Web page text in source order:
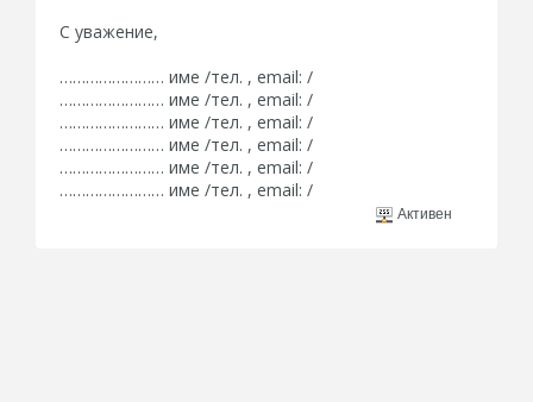
С уважение,
…………………… име /тел. , email: /
…………………… име /тел. , email: /
…………………… име /тел. , email: /
…………………… име /тел. , email: /
…………………… име /тел. , email: /
…………………… име /тел. , email: /
Активен